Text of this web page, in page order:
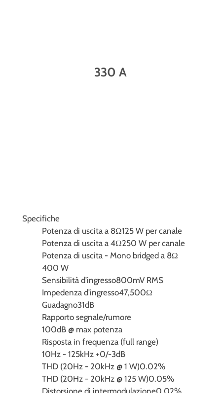
330 A
Specifiche
Potenza di uscita a 8Ω125 W per canale
Potenza di uscita a 4Ω250 W per canale
Potenza di uscita - Mono bridged a 8Ω
400 W
Sensibilità d'ingresso800mV RMS
Impedenza d'ingresso47,500Ω
Guadagno31dB
Rapporto segnale/rumore
100dB @ max potenza
Risposta in frequenza (full range)
10Hz - 125kHz +0/-3dB
THD (20Hz - 20kHz @ 1 W)0.02%
THD (20Hz - 20kHz @ 125 W)0.05%
Distorsione di intermodulazione0.02%